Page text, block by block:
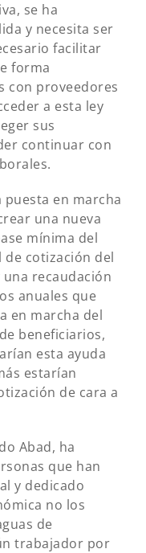
se ha
y necesita ser
facilitar
forma
con proveedores
a esta ley
sus
continuar con
puesta en marcha
una nueva
mínima del
cotización del
una recaudación
anuales que
en marcha del
beneficiarios,
esta ayuda
estarían
de cara a
Abad, ha
que han
y dedicado
no los
de
trabajador por